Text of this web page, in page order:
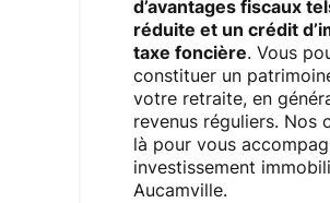
d’avantages fiscaux
réduite et un crédit
taxe foncière. Vous
constituer un
votre retraite, en
revenus réguliers. Nos
là pour vous
investissement
Aucamville.